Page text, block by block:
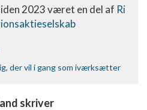
2023 været en del af Ri
der vil i gang som iværksætter
skriver
på aktivt